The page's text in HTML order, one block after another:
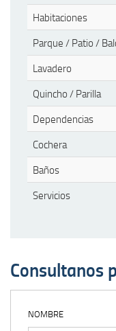
Habitaciones
Parque / Patio /
Lavadero
Quincho / Parilla
Dependencias
Cochera
Baños
Servicios
Consultanos
NOMBRE